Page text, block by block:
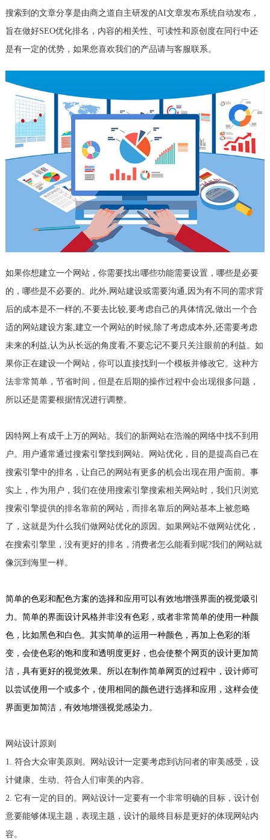
搜索到的文章分享是由商之道自主研发的AI文章发布系统自动发布，
旨在做好SEO优化排名，内容的相关性、可读性和原创度在同行中还
是有一定的优势，如果您喜欢我们的产品请与客服联系。
如果你想建立一个网站，你需要找出哪些功能需要设置，哪些是必要
的，哪些是不必要的。此外,网站建设或需要沟通,因为有不同的需求背
后的成本是不一样的,不要去比较,要考虑自己的具体情况,做出一个合
适的网站建设方案,建立一个网站的时候,除了考虑成本外,还需要考虑
未来的利益,认为从长远的角度看,不要忘记不要只关注眼前的利益。如
果你正在建设一个网站，你可以直接找到一个模板并修改它。这种方
法非常简单，节省时间，但是在后期的操作过程中会出现很多问题，
所以还是需要根据情况进行调整。
因特网上有成千上万的网站。我们的新网站在浩瀚的网络中找不到用
户。用户通常通过搜索引擎找到网站。网站优化，目的是提高自己在
搜索引擎中的排名，让自己的网站有更多的机会出现在用户面前。事
实上，作为用户，我们在使用搜索引擎搜索相关网站时，我们只浏览
搜索引擎提供的排名靠前的网站，而排名靠后的网站基本上被忽略
了，这就是为什么我们做网站优化的原因。如果网站不做网站优化，
在搜索引擎里，没有更好的排名，消费者怎么能看到呢?我们的网站就
像沉到海里一样。
简单的色彩和配色方案的选择和应用可以有效地增强界面的视觉吸引
力。简单的界面设计风格并非没有色彩，或者非常简单的使用一种颜
色，比如黑色和白色。其实简单的运用一种颜色，再加上色彩的渐
变，会使色彩的饱和度和透明度更好，也会使整个网页的设计更加简
洁，具有更好的视觉效果。所以在制作简单网页的过程中，设计师可
以尝试使用一个或多个，使用相同的颜色进行选择和应用，这样会使
界面更加简洁，有效地增强视觉感染力。
网站设计原则
1. 符合大众审美原则。网站设计一定要考虑到访问者的审美感受，设
计健康、生动、符合人们审美的内容。
2. 它有一定的目的。网站设计一定要有一个非常明确的目标，设计创
意要能够体现主题，表现主题，设计的最终目标是更好的体现网站内
容。